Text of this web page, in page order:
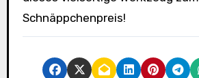
Schnäppchenpreis!